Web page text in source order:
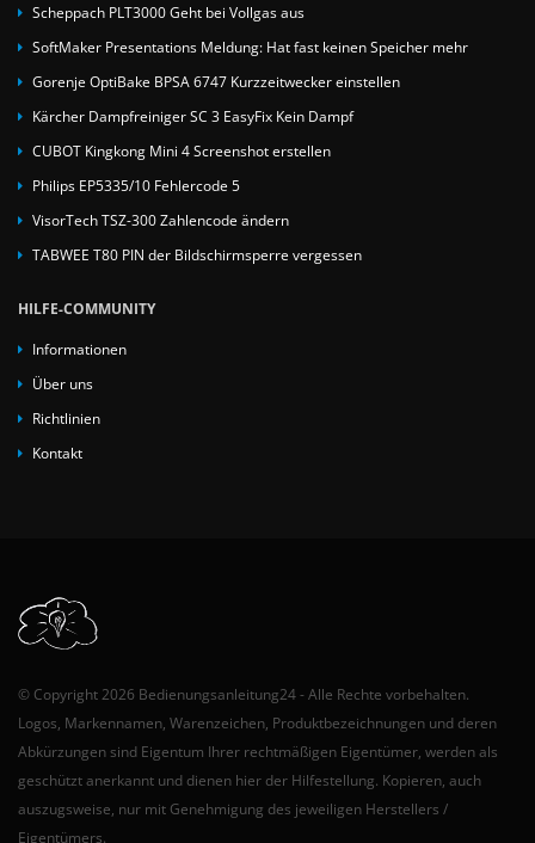
Scheppach PLT3000 Geht bei Vollgas aus
SoftMaker Presentations Meldung: Hat fast keinen Speicher mehr
Gorenje OptiBake BPSA 6747 Kurzzeitwecker einstellen
Kärcher Dampfreiniger SC 3 EasyFix Kein Dampf
CUBOT Kingkong Mini 4 Screenshot erstellen
Philips EP5335/10 Fehlercode 5
VisorTech TSZ-300 Zahlencode ändern
TABWEE T80 PIN der Bildschirmsperre vergessen
HILFE-COMMUNITY
Informationen
Über uns
Richtlinien
Kontakt
© Copyright 2026 Bedienungsanleitung24 - Alle Rechte vorbehalten.
Logos, Markennamen, Warenzeichen, Produktbezeichnungen und deren
Abkürzungen sind Eigentum Ihrer rechtmäßigen Eigentümer, werden als
geschützt anerkannt und dienen hier der Hilfestellung. Kopieren, auch
auszugsweise, nur mit Genehmigung des jeweiligen Herstellers /
Eigentümers.